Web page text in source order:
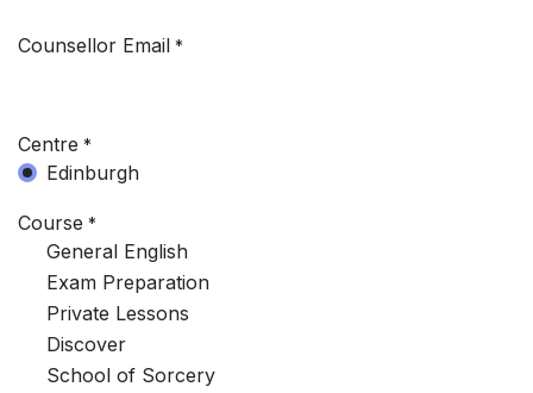
Counsellor Email *
Centre *
Edinburgh
Course *
General English
Exam Preparation
Private Lessons
Discover
School of Sorcery